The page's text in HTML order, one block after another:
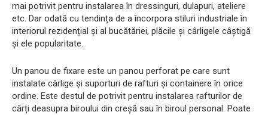
mai potrivit pentru instalarea în dressinguri, dulapuri, ateliere
etc. Dar odată cu tendința de a încorpora stiluri industriale în
interiorul rezidențial și al bucătăriei, plăcile și cârligele câștigă
și ele popularitate.
Un panou de fixare este un panou perforat pe care sunt
instalate cârlige și suporturi de rafturi și containere în orice
ordine. Este destul de potrivit pentru instalarea rafturilor de
cărți deasupra biroului din creșă sau în biroul personal. Poate